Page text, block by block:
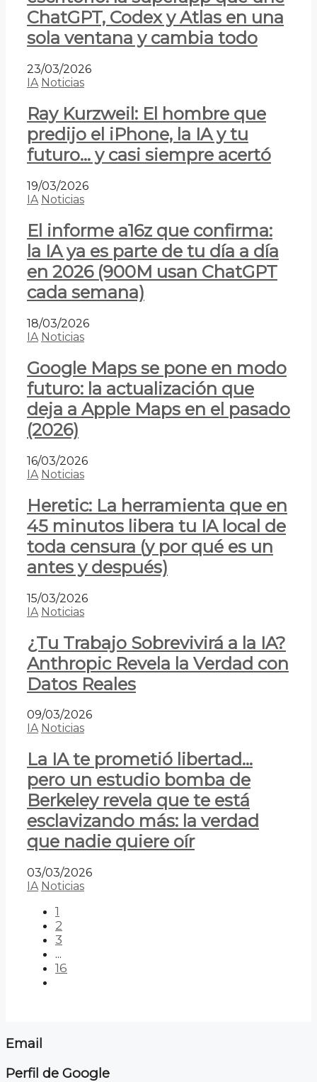
ChatGPT, Codex y Atlas en una
sola ventana y cambia todo
23/03/2026
IA Noticias
Ray Kurzweil: El hombre que
predijo el iPhone, la IA y tu
futuro… y casi siempre acertó
19/03/2026
IA Noticias
El informe a16z que confirma:
la IA ya es parte de tu día a día
en 2026 (900M usan ChatGPT
cada semana)
18/03/2026
IA Noticias
Google Maps se pone en modo
futuro: la actualización que
deja a Apple Maps en el pasado
(2026)
16/03/2026
IA Noticias
Heretic: La herramienta que en
45 minutos libera tu IA local de
toda censura (y por qué es un
antes y después)
15/03/2026
IA Noticias
¿Tu Trabajo Sobrevivirá a la IA?
Anthropic Revela la Verdad con
Datos Reales
09/03/2026
IA Noticias
La IA te prometió libertad…
pero un estudio bomba de
Berkeley revela que te está
esclavizando más: la verdad
que nadie quiere oír
03/03/2026
IA Noticias
1
2
3
...
16
Email
Perfil de Google